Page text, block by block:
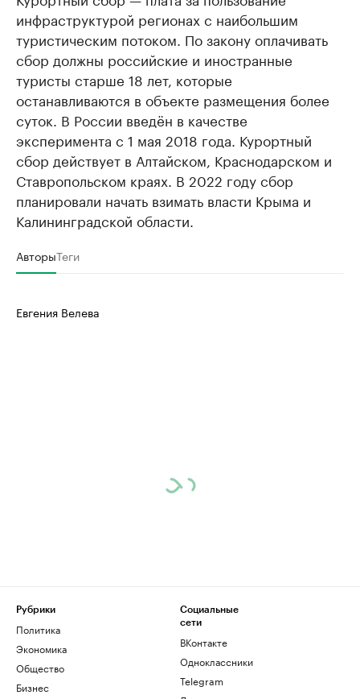
инфраструктурой регионах с наибольшим
туристическим потоком. По закону оплачивать
сбор должны российские и иностранные
туристы старше 18 лет, которые
останавливаются в объекте размещения более
суток. В России введён в качестве
эксперимента c 1 мая 2018 года. Курортный
сбор действует в Алтайском, Краснодарском и
Ставропольском краях. В 2022 году сбор
планировали начать взимать власти Крыма и
Калининградской области.
АвторыТеги
Евгения Велева
Рубрики
Политика
Экономика
Общество
Бизнес
Социальные
сети
ВКонтакте
Одноклассники
Telegram